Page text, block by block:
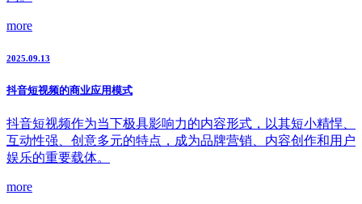
more
2025.09.13
抖音短视频的商业应用模式
抖音短视频作为当下极具影响力的内容形式，以其短小精悍、
互动性强、创意多元的特点，成为品牌营销、内容创作和用户
娱乐的重要载体。
more